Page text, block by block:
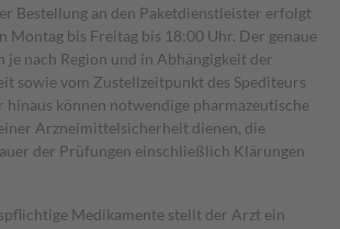
Bestellung an den Paketdienstleister erfolgt
Montag bis Freitag bis 18:00 Uhr. Der genaue
je nach Region und in Abhängigkeit der
sowie vom Zustellzeitpunkt des Spediteurs
hinaus können notwendige pharmazeutische
Arzneimittelsicherheit dienen, die
der Prüfungen einschließlich Klärungen
Medikamente stellt der Arzt ein